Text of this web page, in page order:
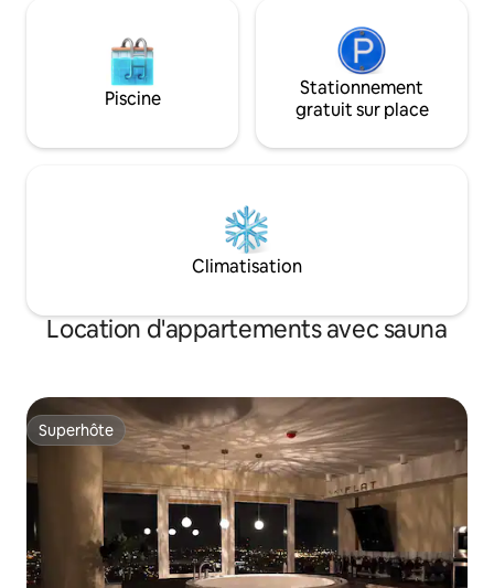
Piscine
Stationnement
gratuit sur place
Climatisation
Location d'appartements avec sauna
Superhôte
Superhôte